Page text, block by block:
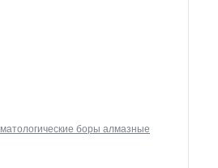
боры алмазные